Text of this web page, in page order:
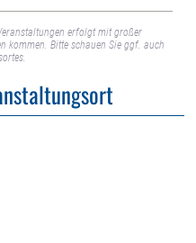
erfolgt mit großer
kommen. Bitte schauen Sie ggf. auch